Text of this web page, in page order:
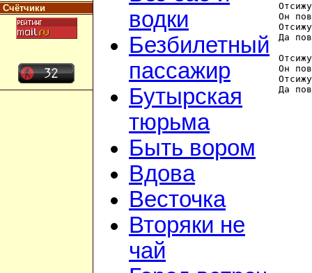
Счётчики
водки
Безбилетный
пассажир
Бутырская
тюрьма
Быть вором
Вдова
Весточка
Вторяки не
чай
Он
Да
Он
Да